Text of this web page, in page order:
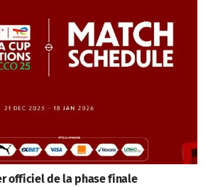
officiel de la phase finale